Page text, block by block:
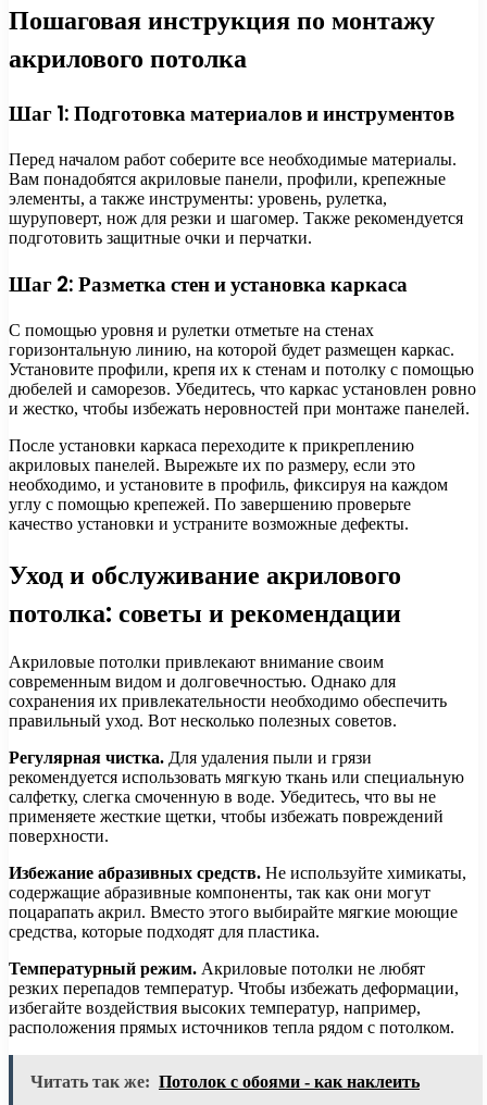
Пошаговая инструкция по монтажу
акрилового потолка
Шаг 1: Подготовка материалов и инструментов
Перед началом работ соберите все необходимые материалы.
Вам понадобятся акриловые панели, профили, крепежные
элементы, а также инструменты: уровень, рулетка,
шуруповерт, нож для резки и шагомер. Также рекомендуется
подготовить защитные очки и перчатки.
Шаг 2: Разметка стен и установка каркаса
С помощью уровня и рулетки отметьте на стенах
горизонтальную линию, на которой будет размещен каркас.
Установите профили, крепя их к стенам и потолку с помощью
дюбелей и саморезов. Убедитесь, что каркас установлен ровно
и жестко, чтобы избежать неровностей при монтаже панелей.
После установки каркаса переходите к прикреплению
акриловых панелей. Вырежьте их по размеру, если это
необходимо, и установите в профиль, фиксируя на каждом
углу с помощью крепежей. По завершению проверьте
качество установки и устраните возможные дефекты.
Уход и обслуживание акрилового
потолка: советы и рекомендации
Акриловые потолки привлекают внимание своим
современным видом и долговечностью. Однако для
сохранения их привлекательности необходимо обеспечить
правильный уход. Вот несколько полезных советов.
Регулярная чистка. Для удаления пыли и грязи
рекомендуется использовать мягкую ткань или специальную
салфетку, слегка смоченную в воде. Убедитесь, что вы не
применяете жесткие щетки, чтобы избежать повреждений
поверхности.
Избежание абразивных средств. Не используйте химикаты,
содержащие абразивные компоненты, так как они могут
поцарапать акрил. Вместо этого выбирайте мягкие моющие
средства, которые подходят для пластика.
Температурный режим. Акриловые потолки не любят
резких перепадов температур. Чтобы избежать деформации,
избегайте воздействия высоких температур, например,
расположения прямых источников тепла рядом с потолком.
Читать так же: Потолок с обоями - как наклеить